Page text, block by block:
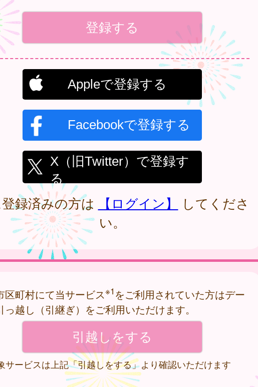
Appleで登録する
Facebookで登録する
X（旧Twitter）で登録す
る
録済みの方は 【ログイン】
してくださ
い。
区町村にて当サービス※1 をご利用されていた方はデー
っ越し（引継ぎ）をご利用いただけます。
サービスは上記「引越しをする」より確認いただけます